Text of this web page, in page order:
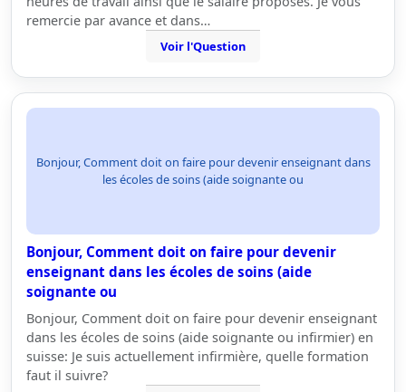
remercie par avance et dans…
Voir l'Question
Bonjour, Comment doit on faire pour devenir enseignant dans
les écoles de soins (aide soignante ou
Bonjour, Comment doit on faire pour devenir
enseignant dans les écoles de soins (aide
soignante ou
Bonjour, Comment doit on faire pour devenir enseignant
dans les écoles de soins (aide soignante ou infirmier) en
suisse: Je suis actuellement infirmière, quelle formation
faut il suivre?